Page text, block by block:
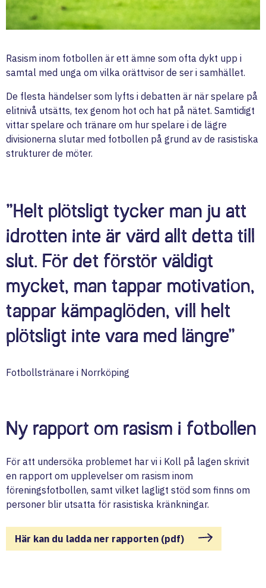
Rasism inom fotbollen är ett ämne som ofta dykt upp i
samtal med unga om vilka orättvisor de ser i samhället.
De flesta händelser som lyfts i debatten är när spelare på
elitnivå utsätts, tex genom hot och hat på nätet. Samtidigt
vittar spelare och tränare om hur spelare i de lägre
divisionerna slutar med fotbollen på grund av de rasistiska
strukturer de möter.
”Helt plötsligt tycker man ju att
idrotten inte är värd allt detta till
slut. För det förstör väldigt
mycket, man tappar motivation,
tappar kämpaglöden, vill helt
plötsligt inte vara med längre”
Fotbollstränare i Norrköping
Ny rapport om rasism i fotbollen
För att undersöka problemet har vi i Koll på lagen skrivit
en rapport om upplevelser om rasism inom
föreningsfotbollen, samt vilket lagligt stöd som finns om
personer blir utsatta för rasistiska kränkningar.
Här kan du ladda ner rapporten (pdf)